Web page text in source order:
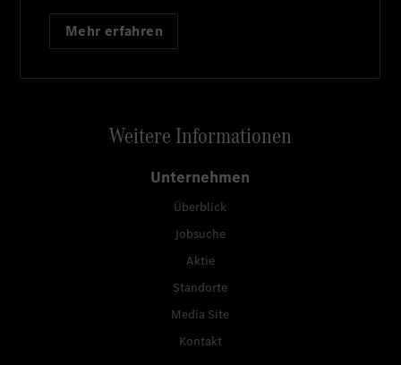
Mehr erfahren
Weitere Informationen
Unternehmen
Überblick
Jobsuche
Aktie
Standorte
Media Site
Kontakt